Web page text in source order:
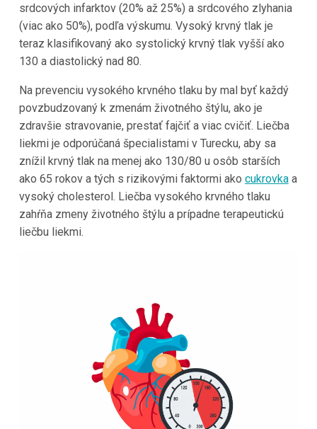
srdcových infarktov (20% až 25%) a srdcového zlyhania
(viac ako 50%), podľa výskumu. Vysoký krvný tlak je
teraz klasifikovaný ako systolický krvný tlak vyšší ako
130 a diastolický nad 80.
Na prevenciu vysokého krvného tlaku by mal byť každý
povzbudzovaný k zmenám životného štýlu, ako je
zdravšie stravovanie, prestať fajčiť a viac cvičiť. Liečba
liekmi je odporúčaná špecialistami v Turecku, aby sa
znížil krvný tlak na menej ako 130/80 u osôb starších
ako 65 rokov a tých s rizikovými faktormi ako cukrovkaa
vysoký cholesterol. Liečba vysokého krvného tlaku
zahŕňa zmeny životného štýlu a prípadne terapeutickú
liečbu liekmi.